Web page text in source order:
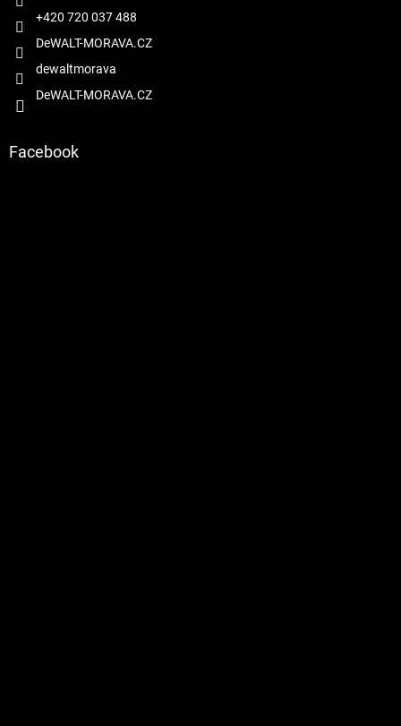
+420 720 037 488
DeWALT-MORAVA.CZ
dewaltmorava
DeWALT-MORAVA.CZ
Facebook